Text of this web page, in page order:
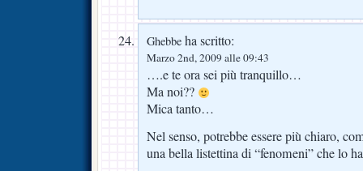
Ghebbe ha scritto:
Marzo 2nd, 2009 alle 09:43
….e te ora sei più tranquillo…
Ma noi??
Mica tanto…
Nel senso, potrebbe essere più chiaro,
una bella listettina di “fenomeni” che lo